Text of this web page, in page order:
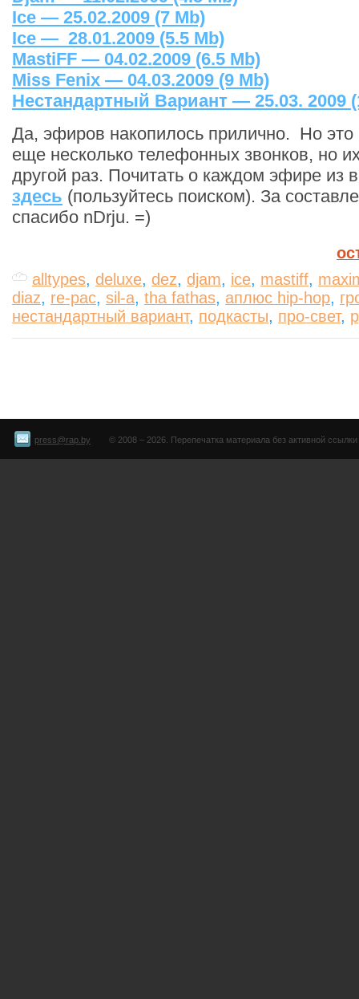
Ice — 25.02.2009 (7 Mb)
Ice — 28.01.2009 (5.5 Mb)
MastiFF — 04.02.2009 (6.5 Mb)
Miss Fenix — 04.03.2009 (9 Mb)
Нестандартный Вариант — 25.03. 2009
Да, эфиров накопилось прилично. Но это
еще несколько телефонных звонков, но
другой раз. Почитать о каждом эфире из
здесь (пользуйтесь поиском). За
спасибо nDrju. =)
alltypes, deluxe, dez, djam, ice, mastiff,
diaz, re-pac, sil-a, tha fathas, аплюс hip-hop,
нестандартный вариант, подкасты, про-свет,
press@rap.by © 2008 – 2026. Перепечатка материала без активной